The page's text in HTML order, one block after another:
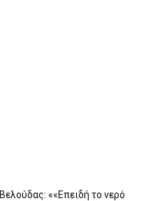
««Eπειδή το νερό